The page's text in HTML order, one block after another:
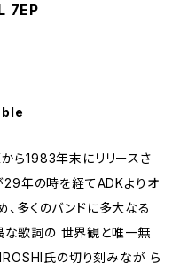
7EP
ら1983年末にリリースさ
29年の時を経てADKよりオ
、多くのバンドに多大なる
な歌詞の 世界観と唯一無
氏の切り刻みなが ら